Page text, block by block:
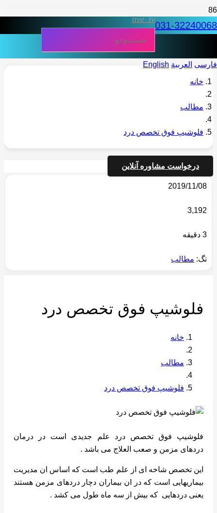
031-32240068
live_tv
فارسی العربية English
خانه
مطالب
فلوشیپ فوق تخصص درد
درخواست مشاوره آنلاین
2019/11/08
3,192
3 دقیقه
تگ: مطالب
فلوشیپ فوق تخصص درد
خانه
مطالب
فلوشیپ فوق تخصص درد
فلوشیپ فوق تخصص درد علم جدیدی است در درمان
دردهای مزمن و صعب العلاج می باشد .
این تخصص شاخه ای از علم طب است که اساس ان مدیریت
بیماریهایی است که در ان بیماران دچار دردهای مزمن هستند
یعنی دردهایی که بیش از سه ماه طول می کشد .